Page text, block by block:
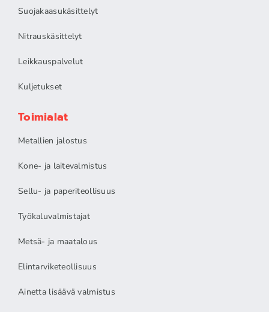
Suojakaasukäsittelyt
Nitrauskäsittelyt
Leikkauspalvelut
Kuljetukset
Toimialat
Metallien jalostus
Kone- ja laitevalmistus
Sellu- ja paperiteollisuus
Työkaluvalmistajat
Metsä- ja maatalous
Elintarviketeollisuus
Ainetta lisäävä valmistus